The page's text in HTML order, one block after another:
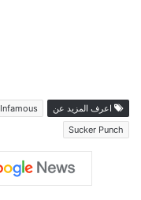
اعرف المزيد عن Infamous
Sucker Punch